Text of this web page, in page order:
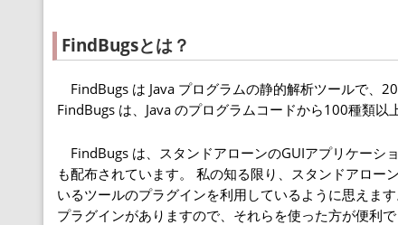
FindBugsとは？
FindBugs は Java プログラムの静的解析ツールで、
FindBugs は、Java のプログラムコードから100種類以
FindBugs は、スタンドアローンのGUIアプリケーシ
も配布されています。 私の知る限り、スタンドアロー
いるツールのプラグインを利用しているように思えま
プラグインがありますので、それらを使った方が便利で